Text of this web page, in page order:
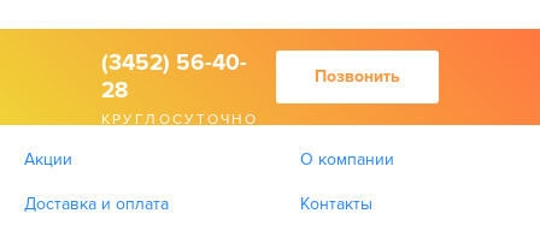
(3452) 56-40-
28
КРУГЛОСУТОЧНО
Позвонить
Акции О компании
Доставка и оплата Контакты